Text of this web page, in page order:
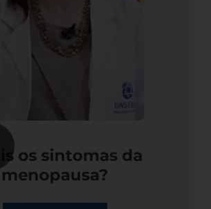
os sintomas da
menopausa?